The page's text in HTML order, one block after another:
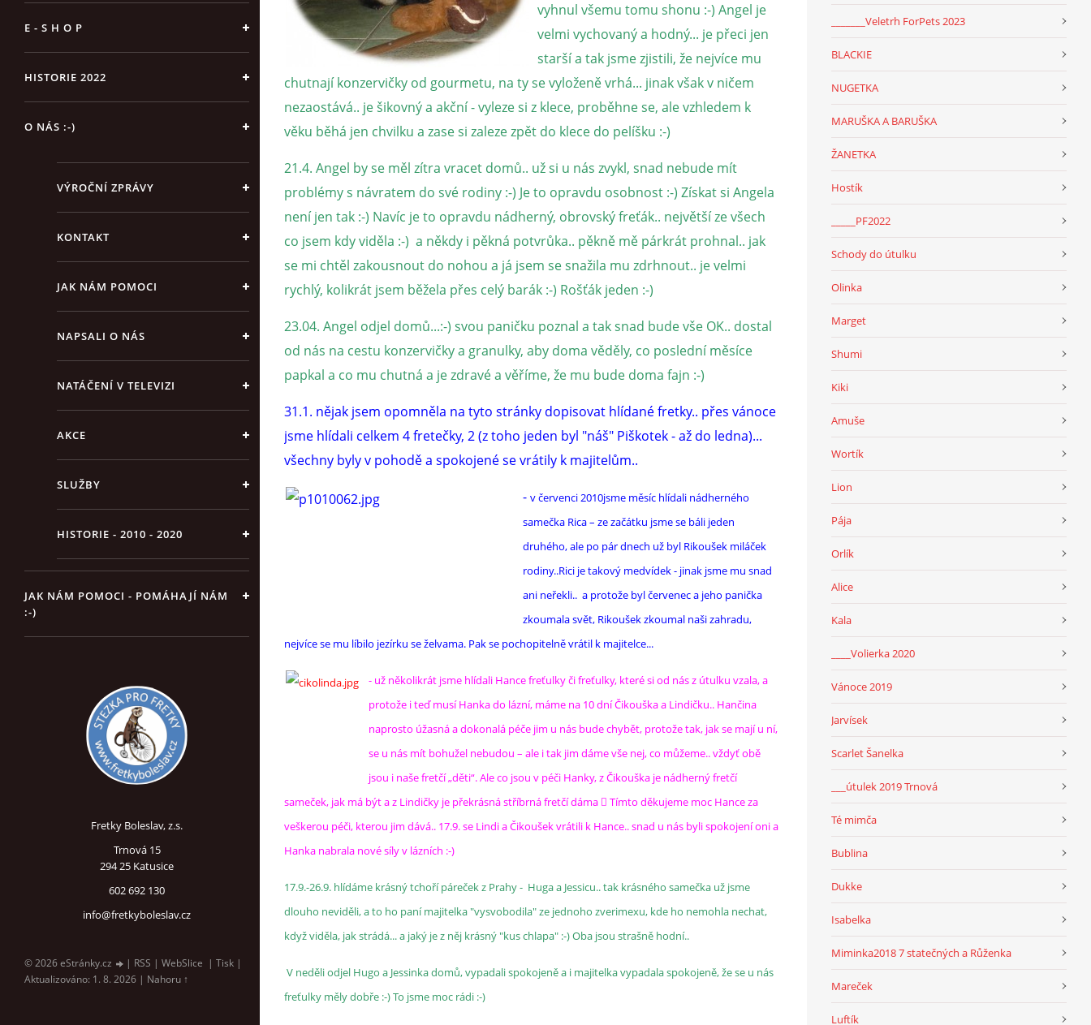
E - S H O P
HISTORIE 2022
O NÁS :-)
VÝROČNÍ ZPRÁVY
KONTAKT
JAK NÁM POMOCI
NAPSALI O NÁS
NATÁČENÍ V TELEVIZI
AKCE
SLUŽBY
HISTORIE - 2010 - 2020
JAK NÁM POMOCI - POMÁHAJÍ NÁM
:-)
Fretky Boleslav, z.s.
Trnová 15
294 25 Katusice
602 692 130
info@fretkyboleslav.cz
© 2026 eStránky.cz | RSS | WebSlice | Tisk |
Aktualizováno: 1. 8. 2026 | Nahoru ↑
vyhnul všemu tomu shonu :-) Angel je
velmi vychovaný a hodný... je přeci jen
starší a tak jsme zjistili, že nejvíce mu
chutnají konzervičky od gourmetu, na ty se vyloženě vrhá... jinak však v ničem
nezaostává.. je šikovný a akční - vyleze si z klece, proběhne se, ale vzhledem k
věku běhá jen chvilku a zase si zaleze zpět do klece do pelíšku :-)
21.4. Angel by se měl zítra vracet domů.. už si u nás zvykl, snad nebude mít
problémy s návratem do své rodiny :-) Je to opravdu osobnost :-) Získat si Angela
není jen tak :-) Navíc je to opravdu nádherný, obrovský freťák.. největší ze všech
co jsem kdy viděla :-) a někdy i pěkná potvrůka.. pěkně mě párkrát prohnal.. jak
se mi chtěl zakousnout do nohou a já jsem se snažila mu zdrhnout.. je velmi
rychlý, kolikrát jsem běžela přes celý barák :-) Rošťák jeden :-)
23.04. Angel odjel domů...:-) svou paničku poznal a tak snad bude vše OK.. dostal
od nás na cestu konzervičky a granulky, aby doma věděly, co poslední měsíce
papkal a co mu chutná a je zdravé a věříme, že mu bude doma fajn :-)
31.1. nějak jsem opomněla na tyto stránky dopisovat hlídané fretky.. přes vánoce
jsme hlídali celkem 4 fretečky, 2 (z toho jeden byl "náš" Piškotek - až do ledna)...
všechny byly v pohodě a spokojené se vrátily k majitelům..
- v červenci 2010jsme měsíc hlídali nádherného
samečka Rica – ze začátku jsme se báli jeden
druhého, ale po pár dnech už byl Rikoušek miláček
rodiny..Rici je takový medvídek - jinak jsme mu snad
ani neřekli.. a protože byl červenec a jeho panička
zkoumala svět, Rikoušek zkoumal naši zahradu,
nejvíce se mu líbilo jezírku se želvama. Pak se pochopitelně vrátil k majitelce...
- už několikrát jsme hlídali Hance freťulky či freťulky, které si od nás z útulku vzala, a
protože i teď musí Hanka do lázní, máme na 10 dní Čikouška a Lindičku.. Hančina
naprosto úžasná a dokonalá péče jim u nás bude chybět, protože tak, jak se mají u ní,
se u nás mít bohužel nebudou – ale i tak jim dáme vše nej, co můžeme.. vždyť obě
jsou i naše fretčí „děti“. Ale co jsou v péči Hanky, z Čikouška je nádherný fretčí
sameček, jak má být a z Lindičky je překrásná stříbrná fretčí dáma  Tímto děkujeme moc Hance za
veškerou péči, kterou jim dává.. 17.9. se Lindi a Čikoušek vrátili k Hance.. snad u nás byli spokojení oni a
Hanka nabrala nové síly v lázních :-)
17.9.-26.9. hlídáme krásný tchoří páreček z Prahy - Huga a Jessicu.. tak krásného samečka už jsme
dlouho neviděli, a to ho paní majitelka "vysvobodila" ze jednoho zverimexu, kde ho nemohla nechat,
když viděla, jak strádá... a jaký je z něj krásný "kus chlapa" :-) Oba jsou strašně hodní..
V neděli odjel Hugo a Jessinka domů, vypadali spokojeně a i majitelka vypadala spokojeně, že se u nás
freťulky měly dobře :-) To jsme moc rádi :-)
_______Veletrh ForPets 2023
BLACKIE
NUGETKA
MARUŠKA A BARUŠKA
ŽANETKA
Hostík
_____PF2022
Schody do útulku
Olinka
Marget
Shumi
Kiki
Amuše
Wortík
Lion
Pája
Orlík
Alice
Kala
____Volierka 2020
Vánoce 2019
Jarvísek
Scarlet Šanelka
___útulek 2019 Trnová
Té mimča
Bublina
Dukke
Isabelka
Miminka2018 7 statečných a Růženka
Mareček
Luftík